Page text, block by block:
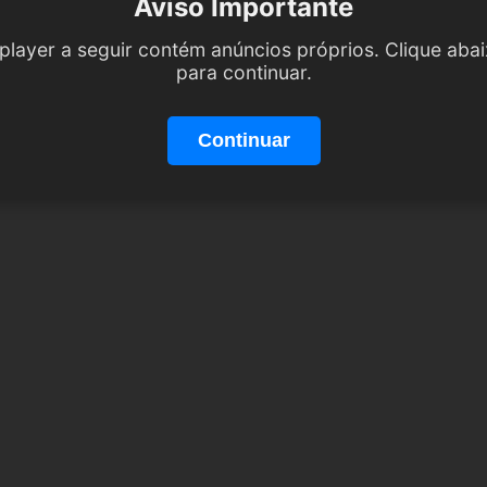
Aviso Importante
a seguir contém anúncios próprios. Clique
para continuar.
Continuar